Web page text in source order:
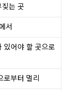
는 곳
서
있어야 할 곳으로
로부터 멀리